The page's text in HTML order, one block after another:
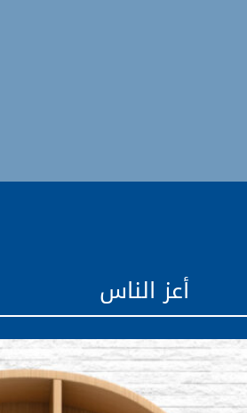
أعز الناس